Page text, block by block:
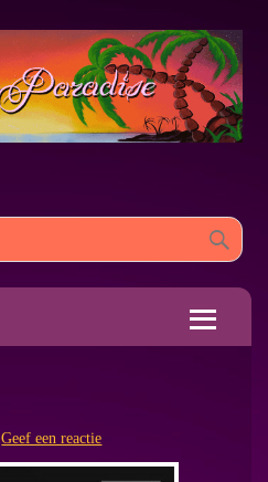
Geef een reactie